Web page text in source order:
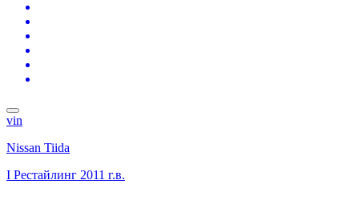
vin
Nissan Tiida
I Рестайлинг 2011 г.в.